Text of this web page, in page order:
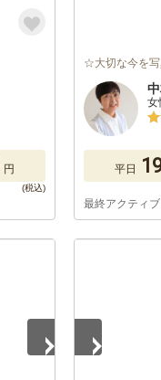
円
☆大切な今を
女
平日
最終アクティ